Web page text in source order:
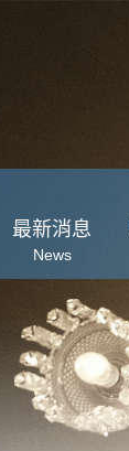
最新消息
News